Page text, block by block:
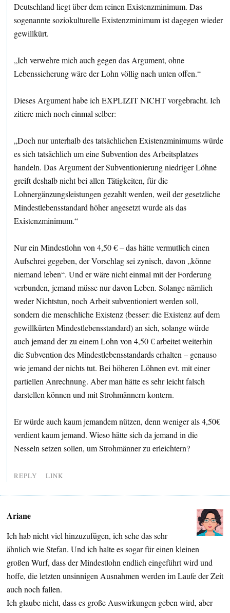
Deutschland liegt über dem reinen Existenzminimum. Das
sogenannte soziokulturelle Existenzminimum ist dagegen wieder
gewillkürt.
„Ich verwehre mich auch gegen das Argument, ohne
Lebenssicherung wäre der Lohn völlig nach unten offen.“
Dieses Argument habe ich EXPLIZIT NICHT vorgebracht. Ich
zitiere mich noch einmal selber:
„Doch nur unterhalb des tatsächlichen Existenzminimums würde
es sich tatsächlich um eine Subvention des Arbeitsplatzes
handeln. Das Argument der Subventionierung niedriger Löhne
greift deshalb nicht bei allen Tätigkeiten, für die
Lohnergänzungsleistungen gezahlt werden, weil der gesetzliche
Mindestlebensstandard höher angesetzt wurde als das
Existenzminimum.“
Nur ein Mindestlohn von 4,50 € – das hätte vermutlich einen
Aufschrei gegeben, der Vorschlag sei zynisch, davon „könne
niemand leben“. Und er wäre nicht einmal mit der Forderung
verbunden, jemand müsse nur davon Leben. Solange nämlich
weder Nichtstun, noch Arbeit subventioniert werden soll,
sondern die menschliche Existenz (besser: die Existenz auf dem
gewillkürten Mindestlebensstandard) an sich, solange würde
auch jemand der zu einem Lohn von 4,50 € arbeitet weiterhin
die Subvention des Mindestlebensstandards erhalten – genauso
wie jemand der nichts tut. Bei höheren Löhnen evt. mit einer
partiellen Anrechnung. Aber man hätte es sehr leicht falsch
darstellen können und mit Strohmännern kontern.
Er würde auch kaum jemandem nützen, denn weniger als 4,50€
verdient kaum jemand. Wieso hätte sich da jemand in die
Nesseln setzen sollen, um Strohmänner zu erleichtern?
REPLY LINK
Ariane
Ich hab nicht viel hinzuzufügen, ich sehe das sehr
ähnlich wie Stefan. Und ich halte es sogar für einen kleinen
großen Wurf, dass der Mindestlohn endlich eingeführt wird und
hoffe, die letzten unsinnigen Ausnahmen werden im Laufe der Zeit
auch noch fallen.
Ich glaube nicht, dass es große Auswirkungen geben wird, aber